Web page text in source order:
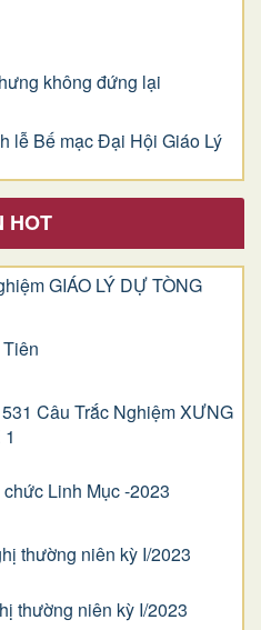
không đứng lại
lễ Bế mạc Đại Hội Giáo Lý
HOT
GIÁO LÝ DỰ TÒNG
Câu Trắc Nghiệm XƯNG
Linh Mục -2023
thường niên kỳ I/2023
thường niên kỳ I/2023